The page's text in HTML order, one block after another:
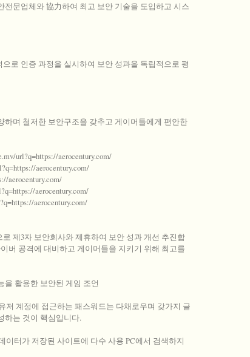
전문업체와 協力하여 최고 보안 기술을 도입하고 시스
로 인증 과정을 실시하여 보안 성과을 독립적으로 평
하며 철저한 보안구조을 갖추고 게이머들에게 편안한
url?q=https://aerocentury.com/
aerocentury.com/
aerocentury.com/
aerocentury.com/
aerocentury.com/
제3자 보안회사와 제휴하여 보안 성과 개선 추진합
버 공격에 대비하고 게이머들을 지키기 위해 최고를
을 활용한 보안된 게임 조언
저 계정에 접근하는 패스워드는 다채로우며 갖가지 글
하는 것이 핵심입니다.
이터가 저장된 사이트에 다수 사용 PC에서 검색하지